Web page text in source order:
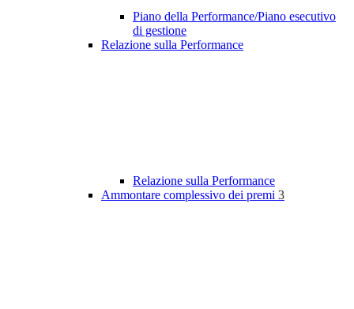
Piano della Performance/Piano esecutivo
di gestione
Relazione sulla Performance
Relazione sulla Performance
Ammontare complessivo dei premi 3